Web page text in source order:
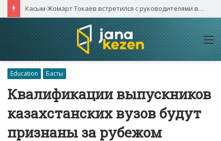
Касым-Жомарт Токаев встретился с руководителями высокотехнологичных компаний Китая
Education Басты
Квалификации выпускников
казахстанских вузов будут
признаны за рубежом